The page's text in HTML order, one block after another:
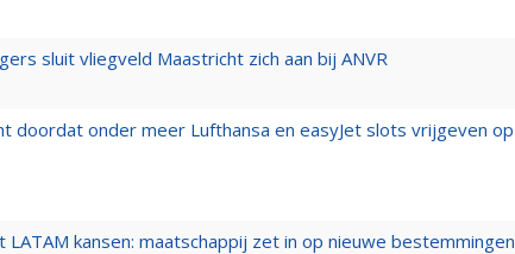
sluit vliegveld Maastricht zich aan bij ANVR
doordat onder meer Lufthansa en easyJet slots vrijgeven op
kansen: maatschappij zet in op nieuwe bestemmingen